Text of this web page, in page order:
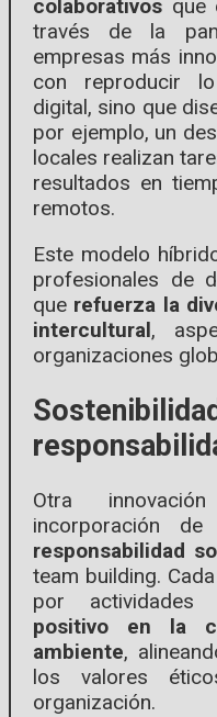
colaborativos que
través de la
empresas más
con reproducir
digital, sino que
por ejemplo, un
locales realizan
resultados en
remotos.
Este modelo
profesionales de
que refuerza la
intercultural,
organizaciones
Otra
incorporación
responsabilidad
team building.
por
positivo en la
ambiente,
los valores
organización.